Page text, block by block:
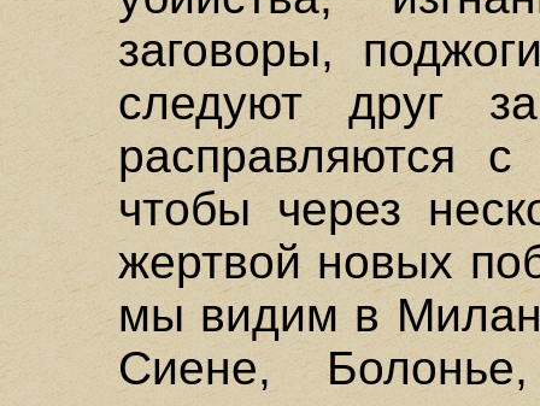
заговоры,
следуют друг
расправляются
чтобы через
жертвой новых
мы видим в
Сиене,